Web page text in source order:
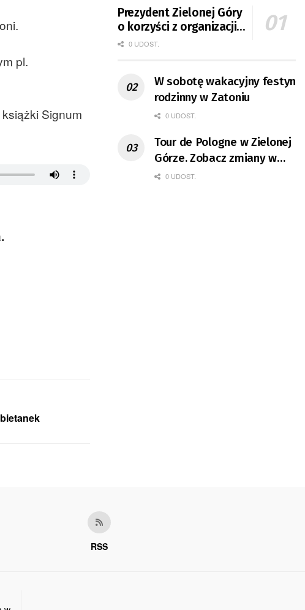
pl.
Signum
Prezydent Zielonej Góry
o korzyści z organizacji
mety Tour de Pologne
0 UDOST.
W sobotę wakacyjny festyn
rodzinny w Zatoniu
0 UDOST.
Tour de Pologne w Zielonej
Górze. Zobacz zmiany w
organizacji ruchu
0 UDOST.
RSS